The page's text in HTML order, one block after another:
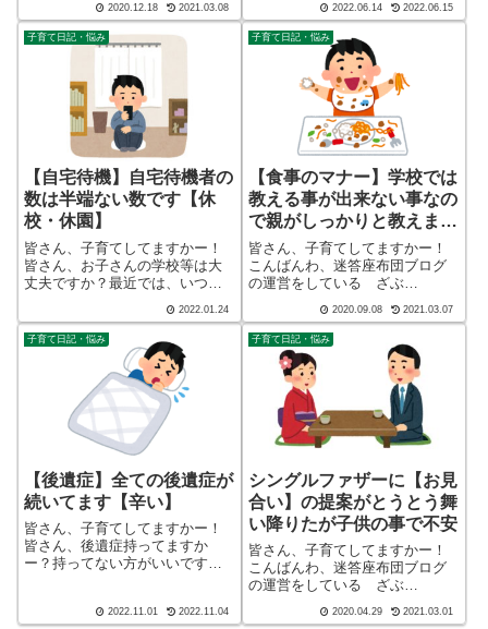
は40代でひとり親（シンパパ）
になり、手探り状態のほぼワン
オペで2人の子育てを行っており
2020.12.18 2021.03.08
取っていませんか？こんばん
わ、迷答座布団ブログの運営を
している ざぶ
(@meitou_zabuton)です。わたし
は40代でひと...
2022.06.14 2022.06.15
子育て日記・悩み
【自宅待機】自宅待機者の
数は半端ない数です【休
校・休園】
皆さん、子育てしてますかー！
皆さん、お子さんの学校等は大
丈夫ですか？最近では、いつ感
がちですがそもそも、自宅待機
した時の家庭への被害の方が甚
大です。こんばんわ、迷答座布
団ブログの運営をしている ざ
ぶ(@meito...
2022.01.24
子育て日記・悩み
【食事のマナー】学校では
教える事が出来ない事なの
で親がしっかりと教えまし
ょう
皆さん、子育てしてますかー！
こんばんわ、迷答座布団ブログ
の運営をしている ざぶ
は40代でひとり親（シンパパ）
になり、手探り状態のほぼワン
オペで2人の子育てを行っており
ます。※詳しくはプロフィー
2020.09.08 2021.03.07
子育て日記・悩み
【後遺症】全ての後遺症が
続いてます【辛い】
皆さん、子育てしてますかー！
皆さん、後遺症持ってますか
ー？持ってない方がいいですよ
迷答座布団ブログの運営をして
2022.11.01 2022.11.04
子育て日記・悩み
シングルファザーに【お見
合い】の提案がとうとう舞
い降りたが子供の事で不安
皆さん、子育てしてますかー！
こんばんわ、迷答座布団ブログ
の運営をしている ざぶ
は40代でひとり親（シンパパ）
2020.04.29 2021.03.01